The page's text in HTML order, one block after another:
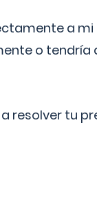
a
o tendría
resolver tu